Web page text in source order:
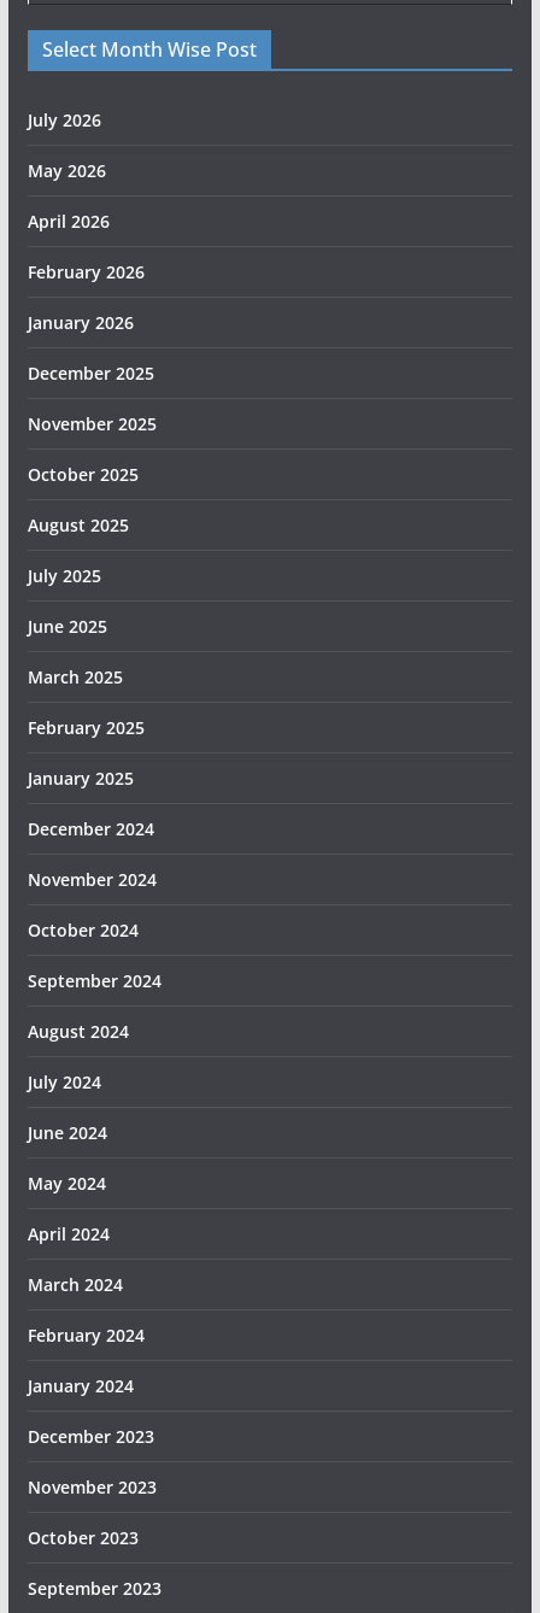
Select Month Wise Post
July 2026
May 2026
April 2026
February 2026
January 2026
December 2025
November 2025
October 2025
August 2025
July 2025
June 2025
March 2025
February 2025
January 2025
December 2024
November 2024
October 2024
September 2024
August 2024
July 2024
June 2024
May 2024
April 2024
March 2024
February 2024
January 2024
December 2023
November 2023
October 2023
September 2023